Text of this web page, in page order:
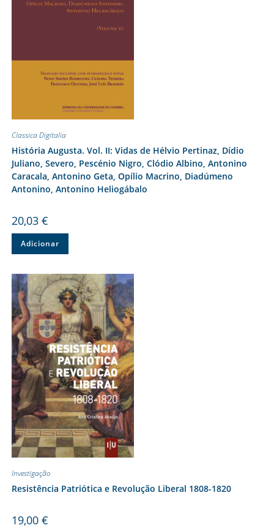
Classica Digitalia
História Augusta. Vol. II: Vidas de Hélvio Pertinaz, Dídio
Juliano, Severo, Pescénio Nigro, Clódio Albino, Antonino
Caracala, Antonino Geta, Opílio Macrino, Diadúmeno
Antonino, Antonino Heliogábalo
20,03 €
Adicionar
Investigação
Resistência Patriótica e Revolução Liberal 1808-1820
19,00 €